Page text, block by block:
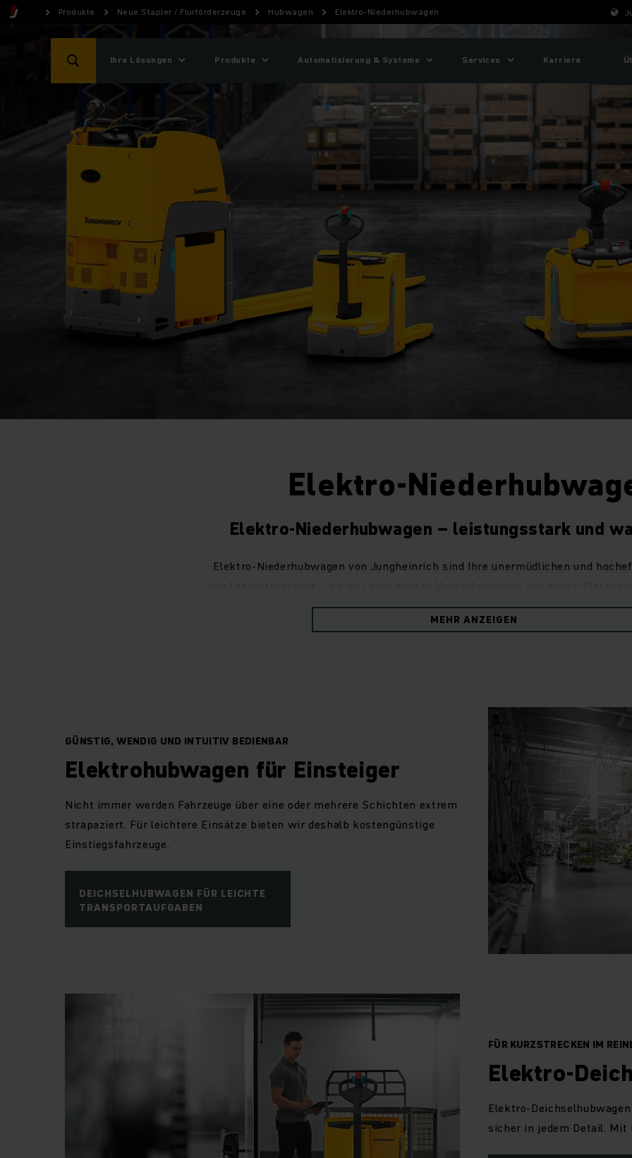
Produkte Neue Stapler / Flurförderzeuge Hubwagen Elektro-Niederhubwagen
Ihre Lösungen Produkte Automatisierung & Systeme Services Karriere
Elektro-
Elektro-Niederhubwagen – leistungsstark und
Elektro-Niederhubwagen von Jungheinrich sind Ihre unermüdlichen und
als Einstiegsmodelle für leichtere Einsätze und für den Warentransport auf
Langstrecken.
MEHR ANZEIGEN
GÜNSTIG, WENDIG UND INTUITIV BEDIENBAR
Elektrohubwagen für Einsteiger
Nicht immer werden Fahrzeuge über eine oder mehrere Schichten extrem
strapaziert. Für leichtere Einsätze bieten wir deshalb kostengünstige
Einstiegsfahrzeuge.
DEICHSELHUBWAGEN FÜR LEICHTE
TRANSPORTAUFGABEN
FÜR KURZSTRECKEN IM
Elektro-
Elektro-
sicher in jedem Detail.